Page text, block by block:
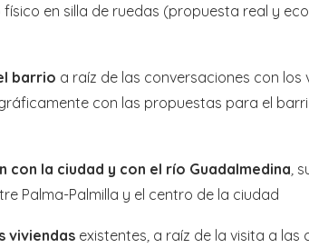
en silla de ruedas (propuesta real y
barrio a raíz de las conversaciones con los
con las propuestas para el
con la ciudad y con el río Guadalmedina,
Palma-Palmilla y el centro de la ciudad
viviendas existentes, a raíz de la visita a las